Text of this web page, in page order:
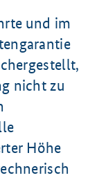
und im
nicht zu
Höhe